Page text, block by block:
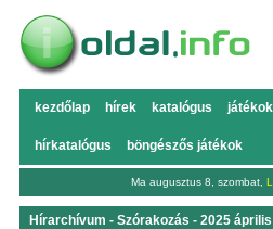
kezdőlap hírek katalógus játékok
hírkatalógus böngészős játékok
Ma augusztus 8, szombat,
Hírarchívum - Szórakozás - 2025 április